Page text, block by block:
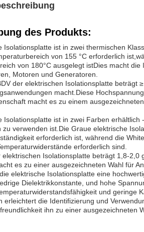
des Produkts:
Isolationsplatte ist in zwei thermischen
von 155 °C erforderlich
von 180°C ausgelegt istDies macht
Motoren und Generatoren.
der elektrischen Isolationsplatte beträgt
macht.Diese
macht es zu einem
Isolationsplatte ist in zwei Farben
zu verwenden ist.Die Graue elektrische
erforderlich ist, während die
erforderlich sind.
elektrischen Isolationsplatte beträgt 1,8-
es zu einer ausgezeichneten Wahl für
elektrische Isolationsplatte eine
Dielektrikkonstante, und hohe
und geringe
erleichtert die Identifizierung und
ihn zu einer ausgezeichneten